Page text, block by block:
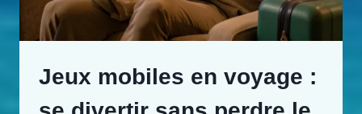
Jeux mobiles en voyage :